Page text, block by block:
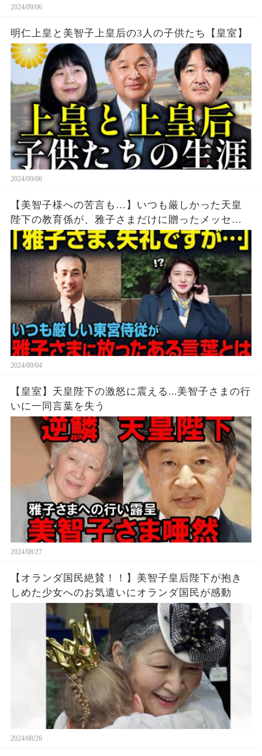
2024/09/06
明仁上皇と美智子上皇后の3人の子供たち【皇室】
2024/09/06
【美智子様への苦言も…】いつも厳しかった天皇
陛下の教育係が、雅子さまだけに贈ったメッセー
ジとは…。
2024/09/04
【皇室】天皇陛下の激怒に震える...美智子さまの行
いに一同言葉を失う
2024/08/27
【オランダ国民絶賛！！】美智子皇后陛下が抱き
しめた少女へのお気遣いにオランダ国民が感動
2024/08/26